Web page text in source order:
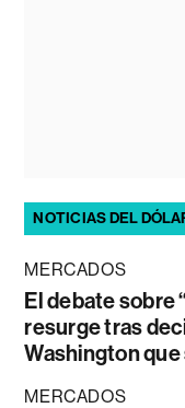
NOTICIAS DEL
MERCADOS
El debate sobre
resurge tras
Washington
MERCADOS